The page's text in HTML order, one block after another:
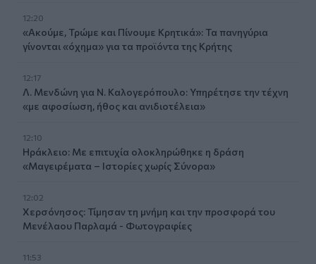
12:20
«Ακούμε, Τρώμε και Πίνουμε Κρητικά»: Τα πανηγύρια
γίνονται «όχημα» για τα προϊόντα της Κρήτης
12:17
Λ. Μενδώνη για Ν. Καλογερόπουλο: Υπηρέτησε την τέχνη
«με αφοσίωση, ήθος και ανιδιοτέλεια»
12:10
Ηράκλειο: Με επιτυχία ολοκληρώθηκε η δράση
«Μαγειρέματα – Ιστορίες χωρίς Σύνορα»
12:02
Χερσόνησος: Τίμησαν τη μνήμη και την προσφορά του
Μενέλαου Παρλαμά - Φωτογραφίες
11:53